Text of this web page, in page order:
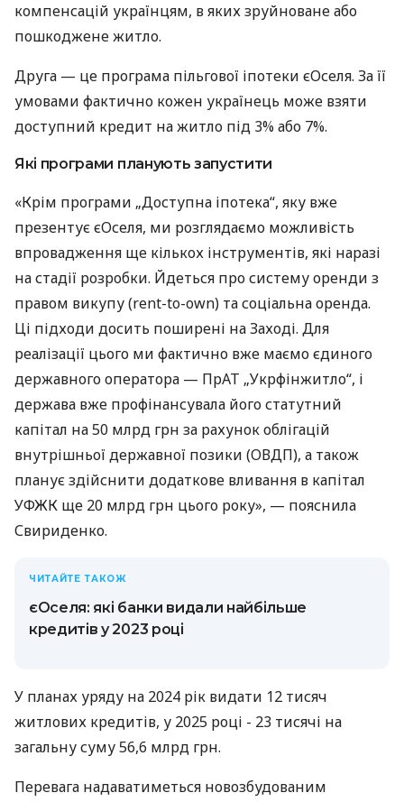
компенсацій українцям, в яких зруйноване або
пошкоджене житло.
Друга — це програма пільгової іпотеки єОселя. За її
умовами фактично кожен українець може взяти
доступний кредит на житло під 3% або 7%.
Які програми планують запустити
«Крім програми „Доступна іпотека“, яку вже
презентує єОселя, ми розглядаємо можливість
впровадження ще кількох інструментів, які наразі
на стадії розробки. Йдеться про систему оренди з
правом викупу (rent-to-own) та соціальна оренда.
Ці підходи досить поширені на Заході. Для
реалізації цього ми фактично вже маємо єдиного
державного оператора — ПрАТ „Укрфінжитло“, і
держава вже профінансувала його статутний
капітал на 50 млрд грн за рахунок облігацій
внутрішньої державної позики (ОВДП), а також
планує здійснити додаткове вливання в капітал
УФЖК ще 20 млрд грн цього року», — пояснила
Свириденко.
ЧИТАЙТЕ ТАКОЖ
єОселя: які банки видали найбільше
кредитів у 2023 році
У планах уряду на 2024 рік видати 12 тисяч
житлових кредитів, у 2025 році - 23 тисячі на
загальну суму 56,6 млрд грн.
Перевага надаватиметься новозбудованим